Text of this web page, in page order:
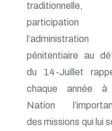
traditionnelle,
participation
l’administration
pénitentiaire au
du 14-Juillet
chaque année
Nation
des missions qui lui